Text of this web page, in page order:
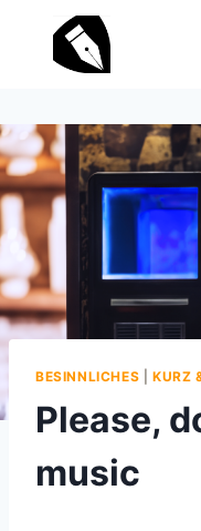
springen
BESINNLICHES KURZ
Please,
music